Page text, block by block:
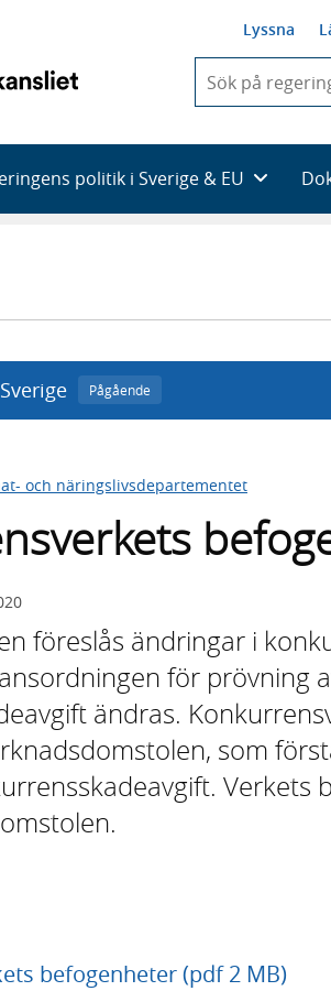
Lyssna
du
skriva
framträder
en
politik i Sverige & EU
Pågående
och näringslivsdepartementet
föreslås ändringar i
för prövning
ändras.
som
Verkets
befogenheter (pdf 2 MB)